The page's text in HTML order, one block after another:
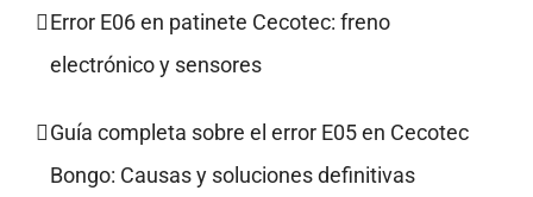
Error E06 en patinete Cecotec: freno
electrónico y sensores
Guía completa sobre el error E05 en Cecotec
Bongo: Causas y soluciones definitivas